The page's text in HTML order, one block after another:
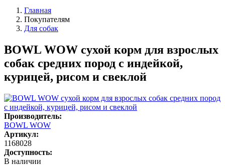
Главная
Покупателям
Для собак
BOWL WOW сухой корм для взрослых
собак средних пород с индейкой,
курицей, рисом и свеклой
Производитель:
BOWL WOW
Артикул:
1168028
Доступность:
В наличии